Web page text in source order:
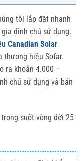
tôi lắp đặt nhanh
đình chú sử dụng.
Canadian Solar
thương hiệu Sofar.
ra khoản 4.000 –
chú sử dụng và bán
suốt vòng đời 25